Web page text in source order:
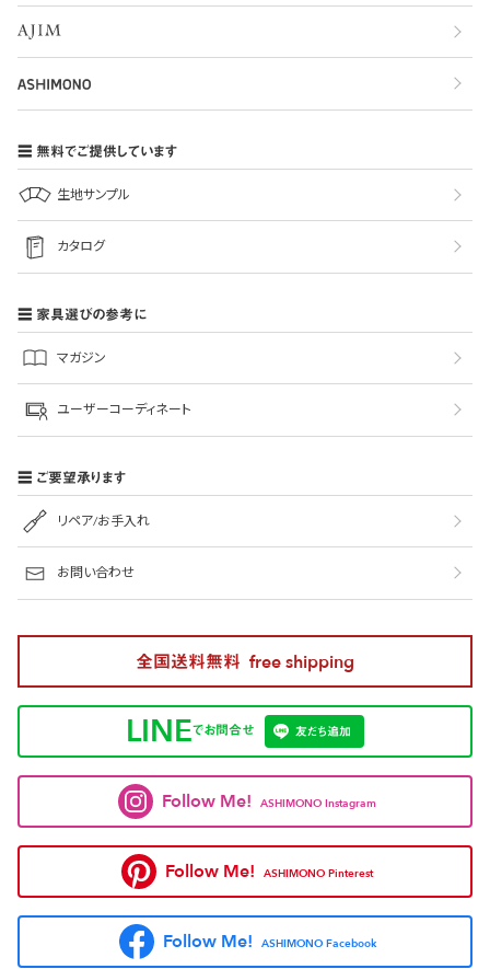
無料でご提供しています
生地サンプル
カタログ
家具選びの参考に
マガジン
ユーザーコーディネート
ご要望承ります
リペア/お手入れ
お問い合わせ
全国送料無料 free shipping
LINEでお問合せ 友だち追加
Follow Me! ASHIMONO Instagram
Follow Me! ASHIMONO Pinterest
Follow Me! ASHIMONO Facebook